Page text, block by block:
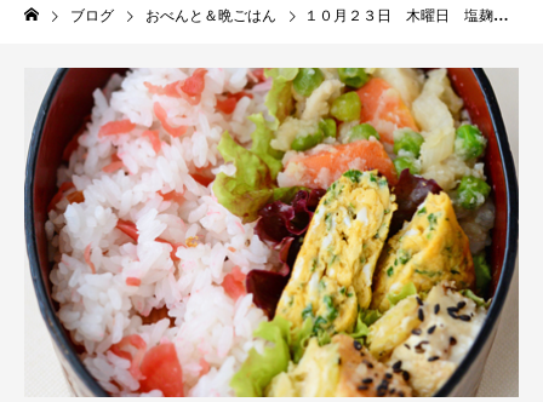
ブログ おべんと＆晩ごはん １０月２３日 木曜日 塩麹肉じゃが＆絹揚げとセロリのたらこヨーグルト焼き